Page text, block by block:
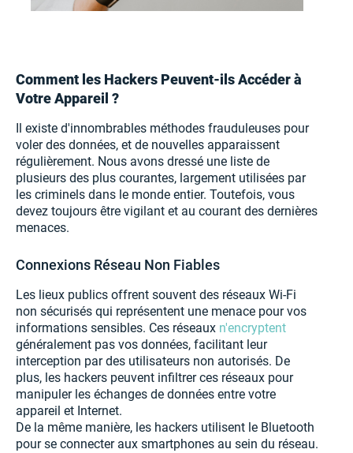
Comment les Hackers Peuvent-ils Accéder à
Votre Appareil ?
Il existe d'innombrables méthodes frauduleuses pour
voler des données, et de nouvelles apparaissent
régulièrement. Nous avons dressé une liste de
plusieurs des plus courantes, largement utilisées par
les criminels dans le monde entier. Toutefois, vous
devez toujours être vigilant et au courant des dernières
menaces.
Connexions Réseau Non Fiables
Les lieux publics offrent souvent des réseaux Wi-Fi
non sécurisés qui représentent une menace pour vos
informations sensibles. Ces réseaux n'encryptent
généralement pas vos données, facilitant leur
interception par des utilisateurs non autorisés. De
plus, les hackers peuvent infiltrer ces réseaux pour
manipuler les échanges de données entre votre
appareil et Internet.
De la même manière, les hackers utilisent le Bluetooth
pour se connecter aux smartphones au sein du réseau.